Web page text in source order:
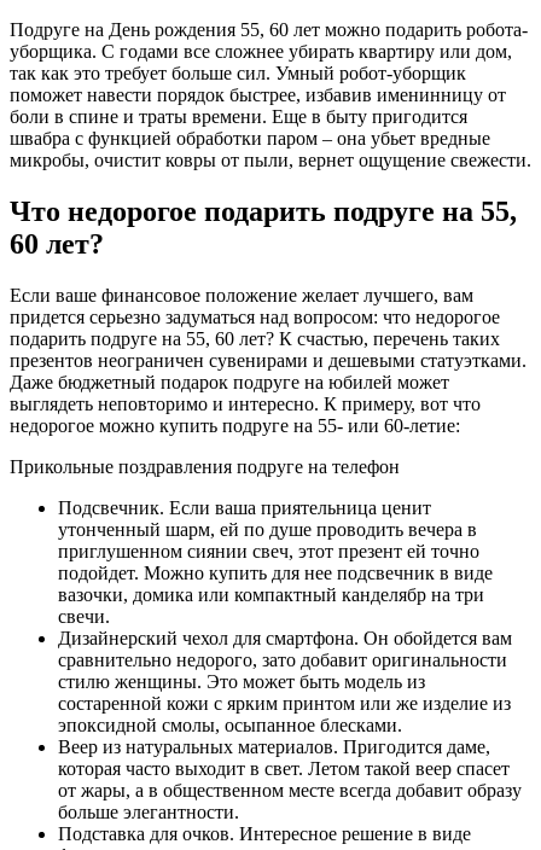
Подруге на День рождения 55, 60 лет можно подарить робота-
уборщика. С годами все сложнее убирать квартиру или дом,
так как это требует больше сил. Умный робот-уборщик
поможет навести порядок быстрее, избавив именинницу от
боли в спине и траты времени. Еще в быту пригодится
швабра с функцией обработки паром – она убьет вредные
микробы, очистит ковры от пыли, вернет ощущение свежести.
Что недорогое подарить подруге на 55,
60 лет?
Если ваше финансовое положение желает лучшего, вам
придется серьезно задуматься над вопросом: что недорогое
подарить подруге на 55, 60 лет? К счастью, перечень таких
презентов неограничен сувенирами и дешевыми статуэтками.
Даже бюджетный подарок подруге на юбилей может
выглядеть неповторимо и интересно. К примеру, вот что
недорогое можно купить подруге на 55- или 60-летие:
Прикольные поздравления подруге на телефон
Подсвечник. Если ваша приятельница ценит
утонченный шарм, ей по душе проводить вечера в
приглушенном сиянии свеч, этот презент ей точно
подойдет. Можно купить для нее подсвечник в виде
вазочки, домика или компактный канделябр на три
свечи.
Дизайнерский чехол для смартфона. Он обойдется вам
сравнительно недорого, зато добавит оригинальности
стилю женщины. Это может быть модель из
состаренной кожи с ярким принтом или же изделие из
эпоксидной смолы, осыпанное блесками.
Веер из натуральных материалов. Пригодится даме,
которая часто выходит в свет. Летом такой веер спасет
от жары, а в общественном месте всегда добавит образу
больше элегантности.
Подставка для очков. Интересное решение в виде